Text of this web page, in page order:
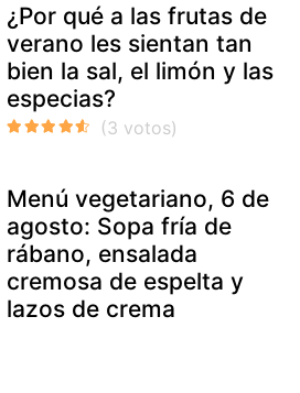
¿Por qué a las frutas de
verano les sientan tan
bien la sal, el limón y las
especias?
Menú vegetariano, 6 de
agosto: Sopa fría de
rábano, ensalada
cremosa de espelta y
lazos de crema